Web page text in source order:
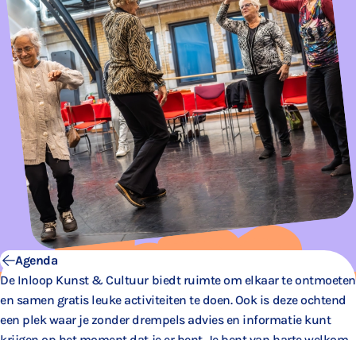
Agenda
De Inloop Kunst & Cultuur biedt ruimte om elkaar te ontmoeten
en samen gratis leuke activiteiten te doen. Ook is deze ochtend
een plek waar je zonder drempels advies en informatie kunt